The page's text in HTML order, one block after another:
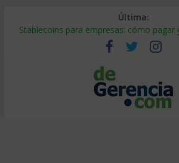
Última:
Stablecoins para empresas: cómo pagar
Despido silencioso: qué es y por qué sale
IA en selección de personal: cómo
Trabajo forzoso en la cadena de
Mercado hispano de EE. UU.: cómo